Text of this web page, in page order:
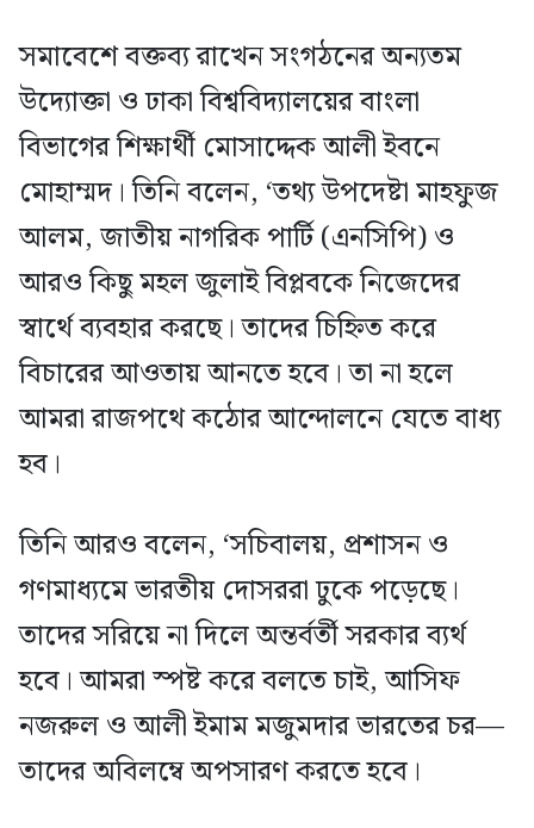
সমাবেশে বক্তব্য রাখেন সংগঠনের অন্যতম
উদ্যোক্তা ও ঢাকা বিশ্ববিদ্যালয়ের বাংলা
বিভাগের শিক্ষার্থী মোসাদ্দেক আলী ইবনে
মোহাম্মদ। তিনি বলেন, ‘তথ্য উপদেষ্টা মাহফুজ
আলম, জাতীয় নাগরিক পার্টি (এনসিপি) ও
আরও কিছু মহল জুলাই বিপ্লবকে নিজেদের
স্বার্থে ব্যবহার করছে। তাদের চিহ্নিত করে
বিচারের আওতায় আনতে হবে। তা না হলে
আমরা রাজপথে কঠোর আন্দোলনে যেতে বাধ্য
হব।
তিনি আরও বলেন, ‘সচিবালয়, প্রশাসন ও
গণমাধ্যমে ভারতীয় দোসররা ঢুকে পড়েছে।
তাদের সরিয়ে না দিলে অন্তর্বর্তী সরকার ব্যর্থ
হবে। আমরা স্পষ্ট করে বলতে চাই, আসিফ
নজরুল ও আলী ইমাম মজুমদার ভারতের চর—
তাদের অবিলম্বে অপসারণ করতে হবে।